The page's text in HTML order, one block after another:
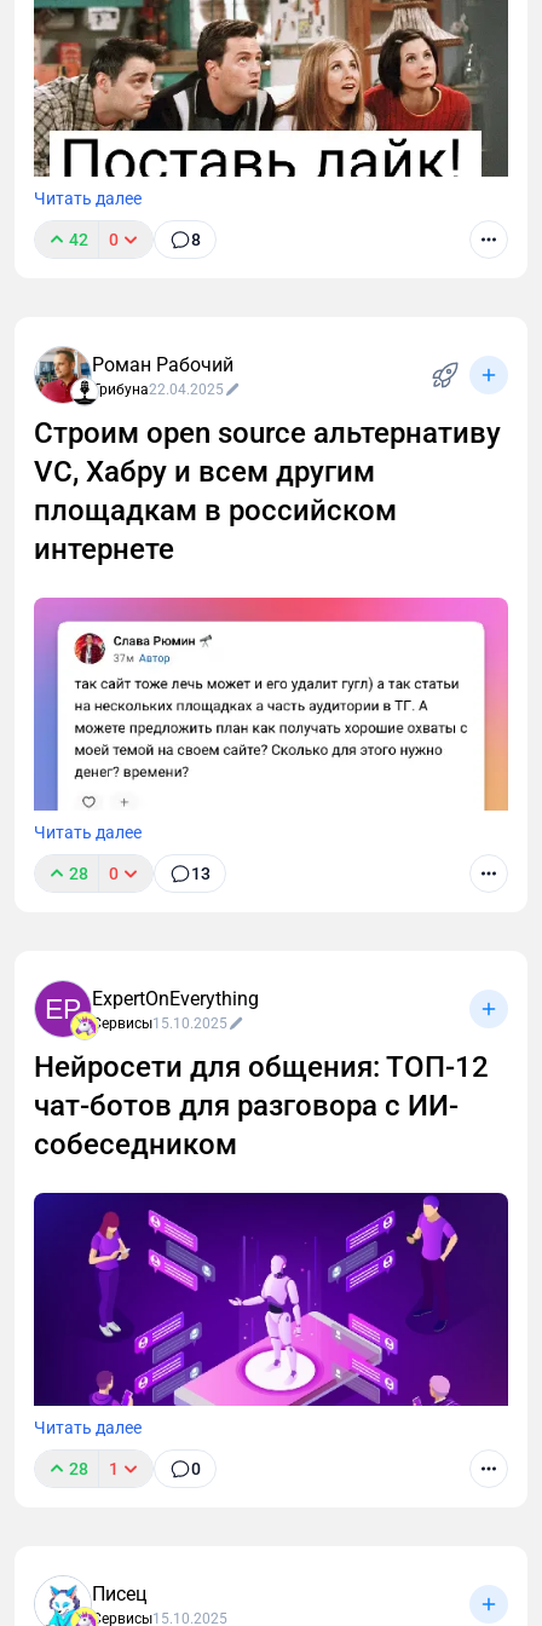
Поддержите проект реакцией и — самое главное —
Читать далее
42 0 8
Роман Рабочий
Трибуна22.04.2025
Строим open source альтернативу
VC, Хабру и всем другим
площадкам в российском
интернете
Работаем над стартапом, который поможет быстро
предприниматели, эксперты и авторы выдохнули
от алгоритмов, платной подписки и больше
сосредоточились на контенте.
Читать далее
28 0 13
EP ExpertOnEverything
Сервисы15.10.2025
Нейросети для общения: ТОП-12
чат-ботов для разговора с ИИ-
собеседником
Читать далее
28 1 0
Писец
Сервисы15.10.2025